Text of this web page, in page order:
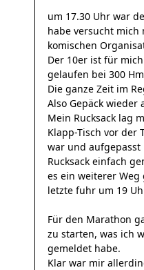
um 17.30 Uhr war
habe versucht
komischen
Der 10er ist für
gelaufen bei 300
Die ganze Zeit im
Also Gepäck
Mein Rucksack lag
Klapp-Tisch vor der
war und
Rucksack einfach
es ein weiterer
letzte fuhr um 19
Für den Marathon
zu starten, was ich
gemeldet habe.
Klar war mir